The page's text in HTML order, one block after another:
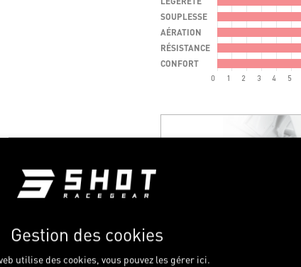
SOUPLESSE
AÉRATION
RÉSISTANCE
CONFORT
0 1 2 3 4 5
Gestion des cookies
utilise des cookies, vous pouvez les gérer ici.